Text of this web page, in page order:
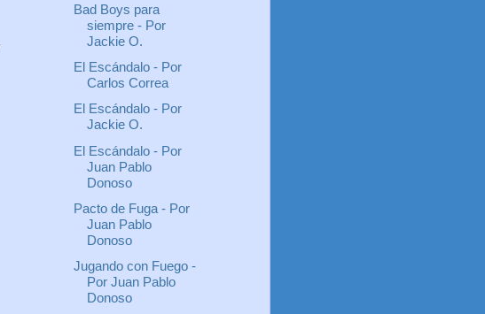
Bad Boys para
siempre - Por
Jackie O.
El Escándalo - Por
Carlos Correa
El Escándalo - Por
Jackie O.
El Escándalo - Por
Juan Pablo
Donoso
Pacto de Fuga - Por
Juan Pablo
Donoso
Jugando con Fuego -
Por Juan Pablo
Donoso